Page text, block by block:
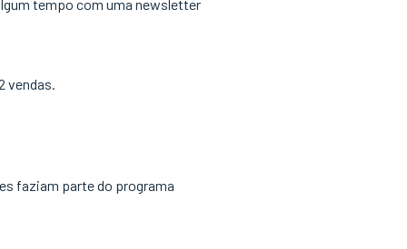
tempo com uma newsletter
vendas.
faziam parte do programa